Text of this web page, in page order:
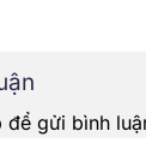
để gửi bình